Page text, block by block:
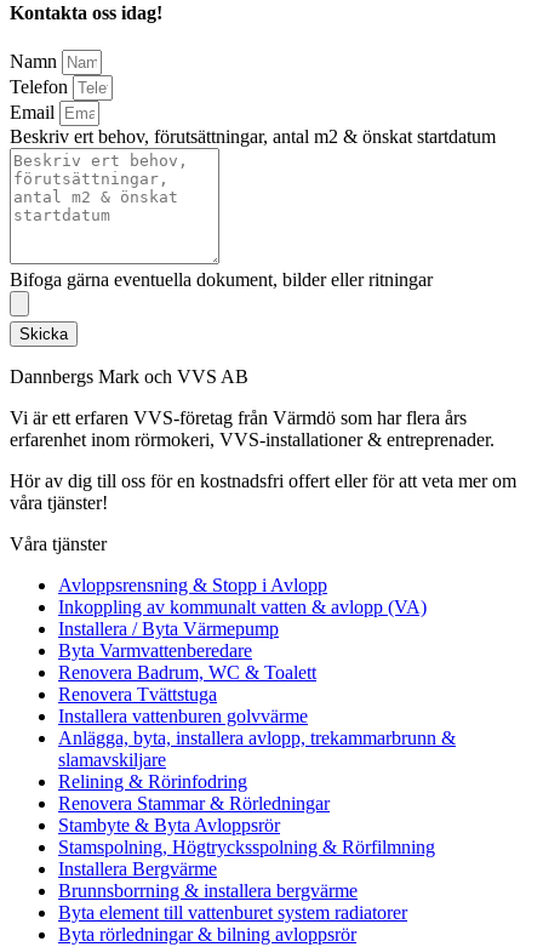
Kontakta oss idag!
Namn
Telefon
Email
Beskriv ert behov, förutsättningar, antal m2 & önskat startdatum
Bifoga gärna eventuella dokument, bilder eller ritningar
Skicka
Dannbergs Mark och VVS AB
Vi är ett erfaren VVS-företag från Värmdö som har flera års
erfarenhet inom rörmokeri, VVS-installationer & entreprenader.
Hör av dig till oss för en kostnadsfri offert eller för att veta mer om
våra tjänster!
Våra tjänster
Avloppsrensning & Stopp i Avlopp
Inkoppling av kommunalt vatten & avlopp (VA)
Installera / Byta Värmepump
Byta Varmvattenberedare
Renovera Badrum, WC & Toalett
Renovera Tvättstuga
Installera vattenburen golvvärme
Anlägga, byta, installera avlopp, trekammarbrunn &
slamavskiljare
Relining & Rörinfodring
Renovera Stammar & Rörledningar
Stambyte & Byta Avloppsrör
Stamspolning, Högtrycksspolning & Rörfilmning
Installera Bergvärme
Brunnsborrning & installera bergvärme
Byta element till vattenburet system radiatorer
Byta rörledningar & bilning avloppsrör